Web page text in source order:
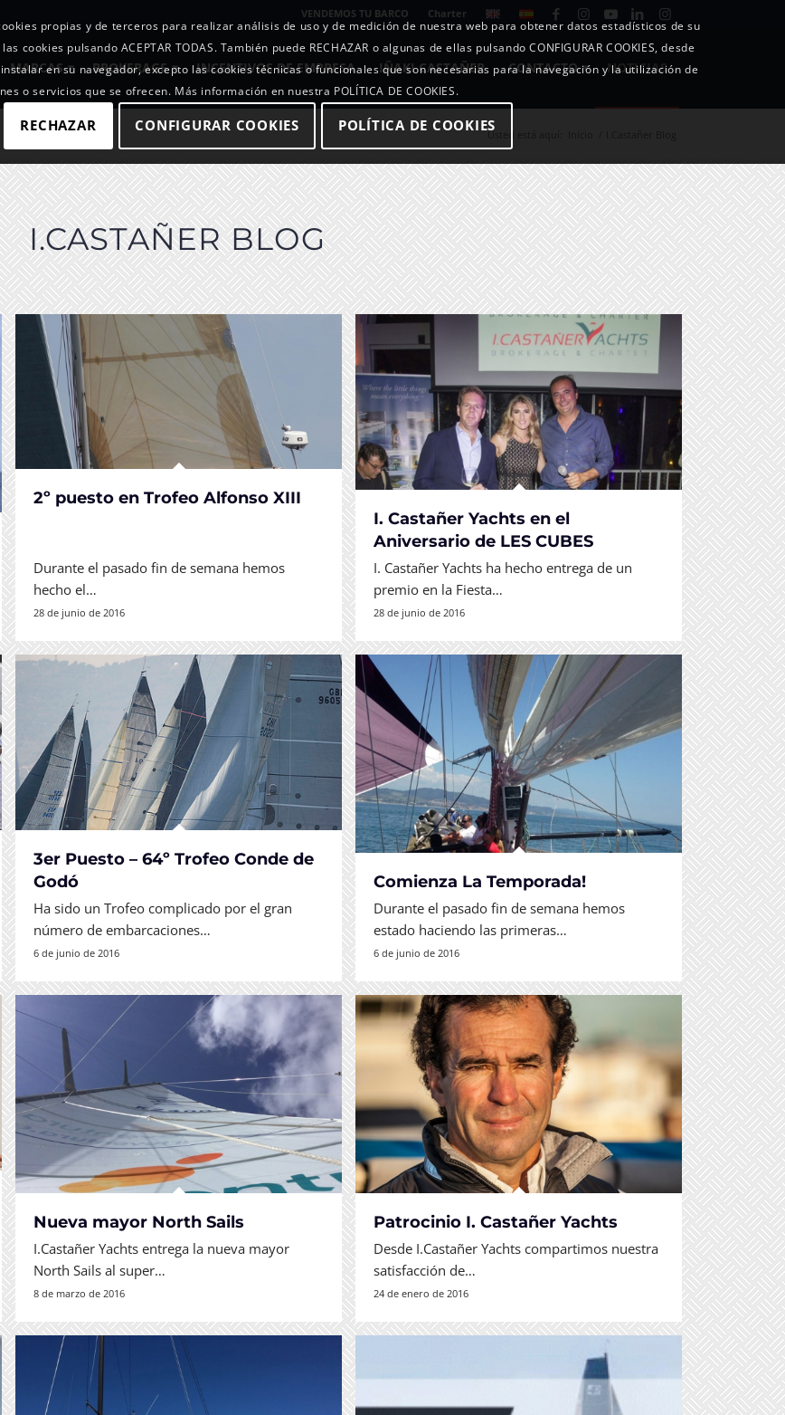
VENDEMOS TU BARCO Charter
MARCAS BROKERAGE INCENTIVOS DE EMPRESA IÑAKI CASTAÑER CONTACTO NOTICIAS
Usted está aquí:
I.CASTAÑER BLOG
2º puesto en Trofeo Alfonso XIII
Durante el pasado fin de semana hemos
hecho el…
28 de junio de 2016
I. Castañer Yachts en el
Aniversario de LES CUBES
I. Castañer Yachts ha hecho entrega de un
premio en la Fiesta…
28 de junio de 2016
3er Puesto – 64º Trofeo Conde de
Godó
Ha sido un Trofeo complicado por el gran
número de embarcaciones…
6 de junio de 2016
Comienza La Temporada!
Durante el pasado fin de semana hemos
estado haciendo las primeras…
6 de junio de 2016
Nueva mayor North Sails
I.Castañer Yachts entrega la nueva mayor
North Sails al super…
8 de marzo de 2016
Patrocinio I. Castañer Yachts
Desde I.Castañer Yachts compartimos nuestra
satisfacción de…
24 de enero de 2016
propias y de terceros para realizar análisis de uso y de medición de nuestra web para obtener datos estadísticos de su
pulsando ACEPTAR TODAS. También puede RECHAZAR o algunas de ellas pulsando CONFIGURAR COOKIES, desde
en su navegador, excepto las cookies técnicas o funcionales que son necesarias para la navegación y la utilización de
o servicios que se ofrecen. Más información en nuestra POLÍTICA DE COOKIES.
RECHAZAR CONFIGURAR COOKIES POLÍTICA DE COOKIES